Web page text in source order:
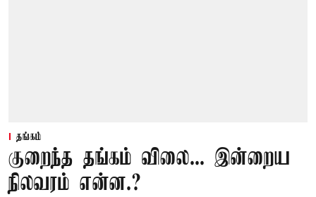
தங்கம்
குறைந்த தங்கம் விலை... இன்றைய
நிலவரம் என்ன.?